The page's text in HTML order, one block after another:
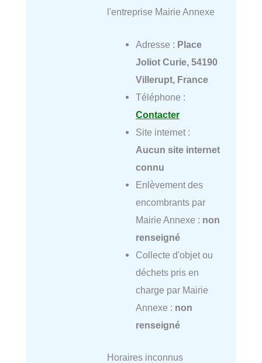
l'entreprise Mairie Annexe
Adresse : Place
Joliot Curie, 54190
Villerupt, France
Téléphone :
Contacter
Site internet :
Aucun site internet
connu
Enlèvement des
encombrants par
Mairie Annexe : non
renseigné
Collecte d'objet ou
déchets pris en
charge par Mairie
Annexe : non
renseigné
Horaires inconnus